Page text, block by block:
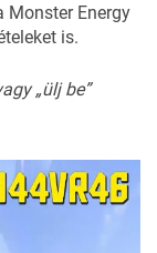
Monster Energy
is.
„ülj be”